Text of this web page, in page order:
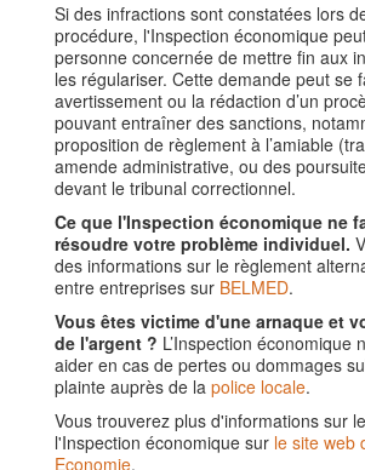
Si des infractions sont constatées lors
procédure, l'Inspection économique
personne concernée de mettre fin aux
les régulariser. Cette demande peut se
avertissement ou la rédaction d’un
pouvant entraîner des sanctions,
proposition de règlement à l’amiable
amende administrative, ou des
devant le tribunal correctionnel.
Ce que l'Inspection économique ne
résoudre votre problème individuel.
des informations sur le règlement
entre entreprises sur BELMED.
Vous êtes victime d'une arnaque et
de l'argent ? L’Inspection économique
aider en cas de pertes ou dommages
plainte auprès de la police locale.
Vous trouverez plus d'informations sur
l'Inspection économique sur le site web
Economie.